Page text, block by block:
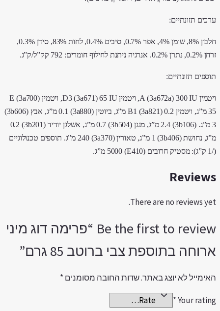
תזונתיים:
חלבון 8%, שומן 4%, אפר 0.7%, סיבים 0.4%, לחות 83%, סידן 0.3%,
אנרגיה ניתנת לחילוף חומרים: 792 קק”ל/ק”ג.
תזונתיים:
ויטמין A (3a672a) 300 IU, ויטמין D3 (3a671) 65 IU, ויטמין E (3a700)
35 מ”ג, ויטמין B1 (3a821) 0.2 מ”ג, ביוטין (3a880) 0.1 מ”ג, אבץ (3b606)
3 מ”ג. (3b106) 2.4 מ”ג, מנגן (3b504) 0.7 מ”ג, אשלגן יודיד (3b201) 0.2
מ”ג, נחושת (3b406) 1 מ”ג, טאורין (3a370) 240 מ”ג. תוספים טכנולוגיים
There are no reviews
Be the first to review “פרימה דוג מיני
בתוספת צבי ברוטב 85 גרם”
לא יוצג באתר.שדות החובה מסומנים*
Your
*